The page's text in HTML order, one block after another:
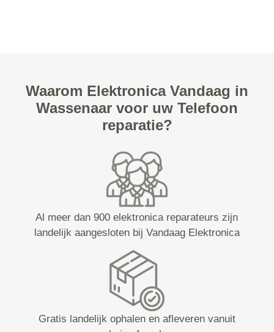
Waarom Elektronica Vandaag in
Wassenaar voor uw Telefoon
reparatie?
Al meer dan 900 elektronica reparateurs zijn
landelijk aangesloten bij Vandaag Elektronica
Gratis landelijk ophalen en afleveren vanuit